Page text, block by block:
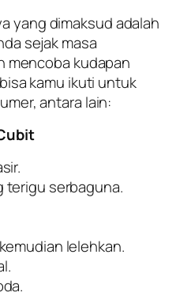
yang dimaksud adalah
sejak masa
mencoba kudapan
kamu ikuti untuk
antara lain:
terigu serbaguna.
lelehkan.